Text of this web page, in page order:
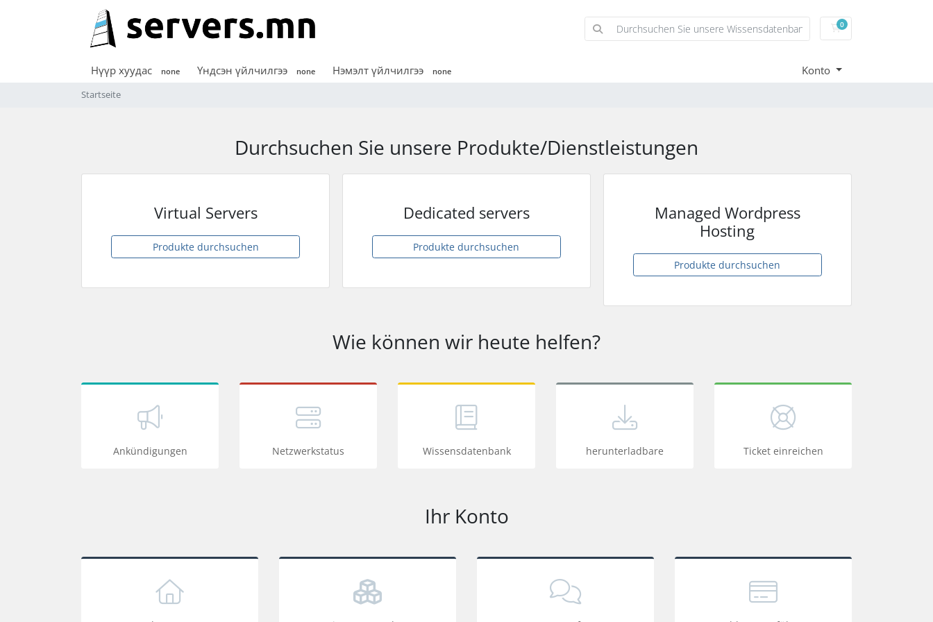
0Mein Warenkorb
Нүүр хуудас none Үндсэн үйлчилгээ none Нэмэлт үйлчилгээ none Konto
Startseite
Durchsuchen Sie unsere Produkte/Dienstleistungen
Virtual Servers
Produkte durchsuchen
Dedicated servers
Produkte durchsuchen
Managed Wordpress
Hosting
Produkte durchsuchen
Wie können wir heute helfen?
Ankündigungen Netzwerkstatus Wissensdatenbank herunterladbare Ticket einreichen
Ihr Konto